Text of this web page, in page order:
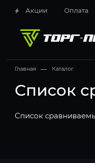
Акции Оплата
Главная — Каталог
Список
Список